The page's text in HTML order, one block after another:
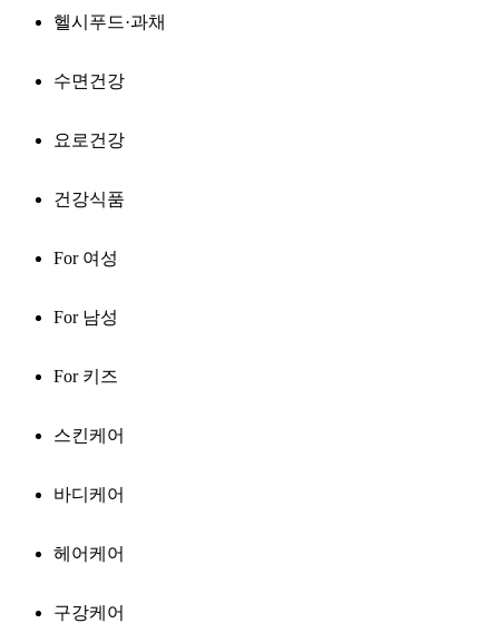
헬시푸드·과채
수면건강
요로건강
건강식품
For 여성
For 남성
For 키즈
스킨케어
바디케어
헤어케어
구강케어